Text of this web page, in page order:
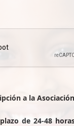
a la Asociación
de 24-48